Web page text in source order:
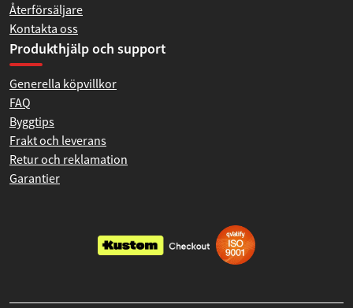
Återförsäljare
Kontakta oss
Produkthjälp och support
Generella köpvillkor
FAQ
Byggtips
Frakt och leverans
Retur och reklamation
Garantier